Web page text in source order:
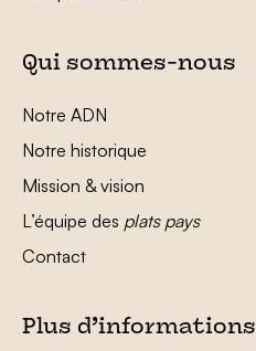
Qui sommes-nous
Notre ADN
Notre historique
Mission & vision
L’équipe des plats pays
Contact
Plus d’informations